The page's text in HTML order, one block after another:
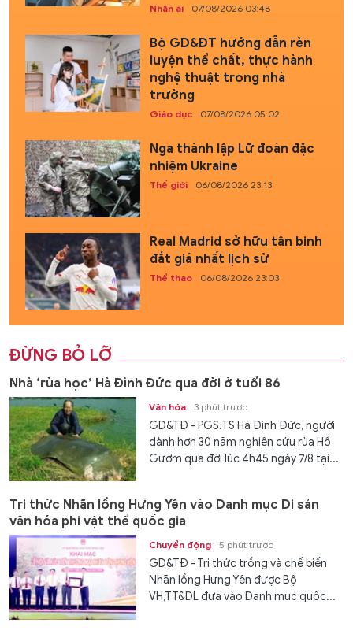
Nhân ái 07/08/2026 03:48
Bộ GD&ĐT hướng dẫn rèn
luyện thể chất, thực hành
nghệ thuật trong nhà
trường
Giáo dục 07/08/2026 05:02
Nga thành lập Lữ đoàn đặc
nhiệm Ukraine
Thế giới 06/08/2026 23:13
Real Madrid sở hữu tân binh
đắt giá nhất lịch sử
Thể thao 06/08/2026 23:03
ĐỪNG BỎ LỠ
Nhà ‘rùa học’ Hà Đình Đức qua đời ở tuổi 86
Văn hóa 3 phút trước
GD&TĐ - PGS.TS Hà Đình Đức, người
dành hơn 30 năm nghiên cứu rùa Hồ
Gươm qua đời lúc 4h45 ngày 7/8 tại...
Tri thức Nhãn lồng Hưng Yên vào Danh mục Di sản
văn hóa phi vật thể quốc gia
Chuyển động 5 phút trước
GD&TĐ - Tri thức trồng và chế biến
Nhãn lồng Hưng Yên được Bộ
VH,TT&DL đưa vào Danh mục quốc...